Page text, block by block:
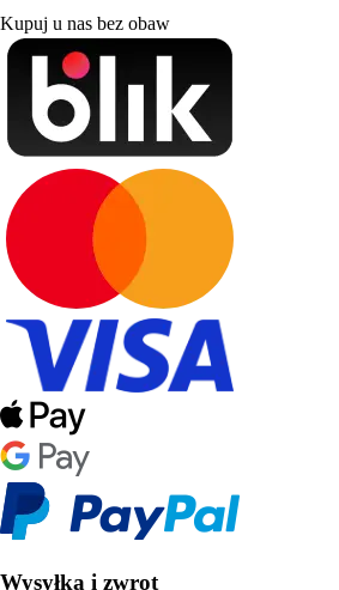
Kupuj u nas bez obaw
Wysyłka i zwrot